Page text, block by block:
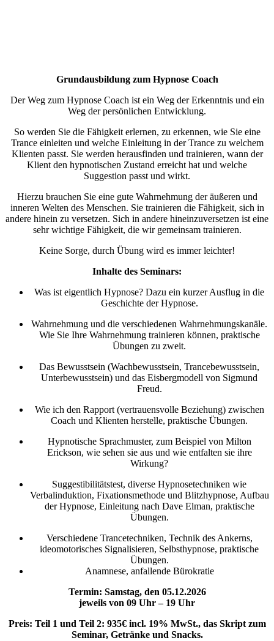
Grundausbildung zum Hypnose Coach
Der Weg zum Hypnose Coach ist ein Weg der Erkenntnis und ein
Weg der persönlichen Entwicklung.
So werden Sie die Fähigkeit erlernen, zu erkennen, wie Sie eine
Trance einleiten und welche Einleitung in der Trance zu welchem
Klienten passt. Sie werden herausfinden und trainieren, wann der
Klient den hypnotischen Zustand erreicht hat und welche
Suggestion passt und wirkt.
Hierzu brauchen Sie eine gute Wahrnehmung der äußeren und
inneren Welten des Menschen. Sie trainieren die Fähigkeit, sich in
andere hinein zu versetzen. Sich in andere hineinzuversetzen ist eine
sehr wichtige Fähigkeit, die wir gemeinsam trainieren.
Keine Sorge, durch Übung wird es immer leichter!
Inhalte des Seminars:
Was ist eigentlich Hypnose? Dazu ein kurzer Ausflug in die
Geschichte der Hypnose.
Wahrnehmung und die verschiedenen Wahrnehmungskanäle.
Wie Sie Ihre Wahrnehmung trainieren können, praktische
Übungen zu zweit.
Das Bewusstsein (Wachbewusstsein, Trancebewusstsein,
Unterbewusstsein) und das Eisbergmodell von Sigmund
Freud.
Wie ich den Rapport (vertrauensvolle Beziehung) zwischen
Coach und Klienten herstelle, praktische Übungen.
Hypnotische Sprachmuster, zum Beispiel von Milton
Erickson, wie sehen sie aus und wie entfalten sie ihre
Wirkung?
Suggestibilitätstest, diverse Hypnosetechniken wie
Verbalinduktion, Fixationsmethode und Blitzhypnose, Aufbau
der Hypnose, Einleitung nach Dave Elman, praktische
Übungen.
Verschiedene Trancetechniken, Technik des Ankerns,
ideomotorisches Signalisieren, Selbsthypnose, praktische
Übungen.
Anamnese, anfallende Bürokratie
Termin: Samstag, den 05.12.2026
jeweils von 09 Uhr – 19 Uhr
Preis: Teil 1 und Teil 2: 935€ incl. 19% MwSt., das Skript zum
Seminar, Getränke und Snacks.